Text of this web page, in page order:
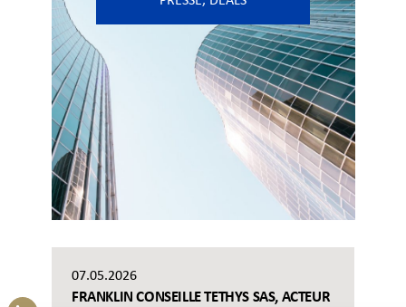
07.05.2026
FRANKLIN CONSEILLE TETHYS SAS, ACTEUR